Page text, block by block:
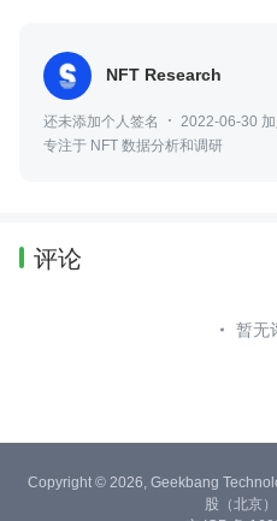
NFT Research
还未添加个人签名
2022-06-30 加
专注于 NFT 数据分析和调研
评论
暂无
Copyright © 2026, Geekbang
股（北京